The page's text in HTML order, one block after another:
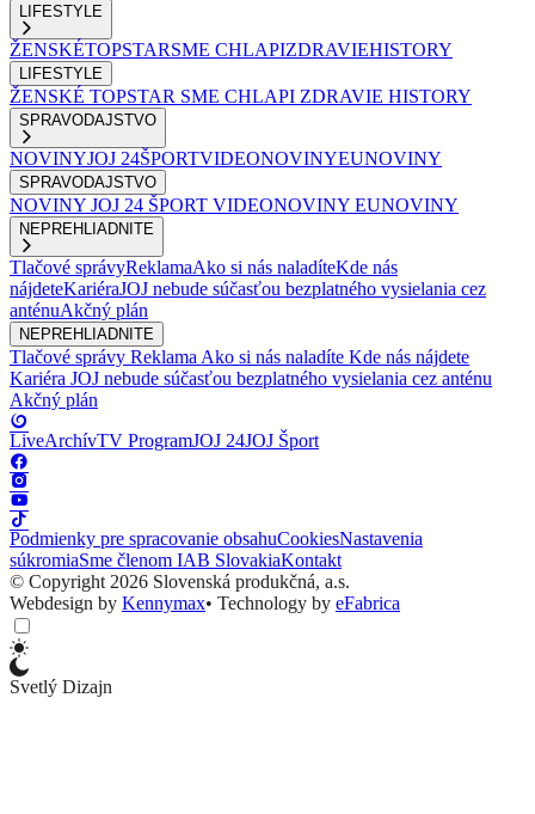
LIFESTYLE
ŽENSKÉTOPSTARSME CHLAPIZDRAVIEHISTORY
LIFESTYLE
ŽENSKÉ TOPSTAR SME CHLAPI ZDRAVIE HISTORY
SPRAVODAJSTVO
NOVINYJOJ 24ŠPORTVIDEONOVINYEUNOVINY
SPRAVODAJSTVO
NOVINY JOJ 24 ŠPORT VIDEONOVINY EUNOVINY
NEPREHLIADNITE
Tlačové správyReklamaAko si nás naladíteKde nás
nájdeteKariéraJOJ nebude súčasťou bezplatného vysielania cez
anténuAkčný plán
NEPREHLIADNITE
Tlačové správy Reklama Ako si nás naladíte Kde nás nájdete
Kariéra JOJ nebude súčasťou bezplatného vysielania cez anténu
Akčný plán
LiveArchívTV ProgramJOJ 24JOJ Šport
Podmienky pre spracovanie obsahuCookiesNastavenia
súkromiaSme členom IAB SlovakiaKontakt
© Copyright 2026 Slovenská produkčná, a.s.
Webdesign by Kennymax• Technology by eFabrica
Svetlý Dizajn